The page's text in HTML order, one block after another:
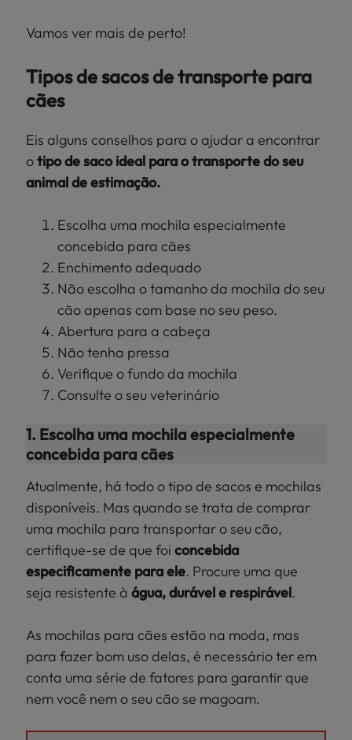
Vamos ver mais de perto!
Tipos de sacos de transporte para
cães
Eis alguns conselhos para o ajudar a encontrar
otipo de saco ideal para o transporte do seu
animal de estimação.
Escolha uma mochila especialmente
concebida para cães
Enchimento adequado
Não escolha o tamanho da mochila do seu
cão apenas com base no seu peso.
Abertura para a cabeça
Não tenha pressa
Verifique o fundo da mochila
Consulte o seu veterinário
1. Escolha uma mochila especialmente
concebida para cães
Atualmente, há todo o tipo de sacos e mochilas
disponíveis. Mas quando se trata de comprar
uma mochila para transportar o seu cão,
certifique-se de que foi concebida
especificamente para ele. Procure uma que
seja resistente à água, durável e respirável.
As mochilas para cães estão na moda, mas
para fazer bom uso delas, é necessário ter em
conta uma série de fatores para garantir que
nem você nem o seu cão se magoam.